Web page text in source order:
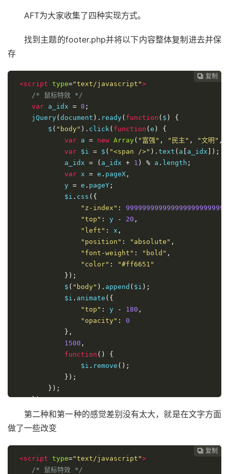
AFT为大家收集了四种实现方式。
找到主题的footer.php并将以下内容整体复制进去并保
存
 复制
 复制
 复制
 复制
 复制
 复制
<script type="text/javascript">
/* 鼠标特效 */
var a_idx = 0 ;
    jQuery
( document ). ready( function ( $ )
{
        $
( "body" ). click( function ( e )
{
var a = new Array( "富强" , "民主" , "文明" ,
var $i = $ ( "<span />" ). text ( a a_idx ]);
            a_idx
= ( a_idx + 1 ) % a . length ;
var x = e . pageX ,
            y
= e . pageY ;
            $i
. css ({
"z-index" :
"top" : y - 20 ,
"left" : x ,
"position" : "absolute" ,
"font-weight" : "bold" ,
"color" :
"#ff6651"
});
            $
( "body" ). append ( $i );
            $i
. animate ({
"top" : y - 180 ,
"opacity" :
0
},
1500 ,
function ()
{
                $i
. remove ();
});
});
});
</script>
第二种和第一种的感觉差别没有太大，就是在文字方面
做了一些改变
 复制
 复制
 复制
 复制
 复制
<script type="text/javascript">
/* 鼠标特效 */